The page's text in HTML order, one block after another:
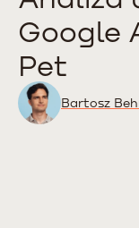
Google
Pet
Bartosz